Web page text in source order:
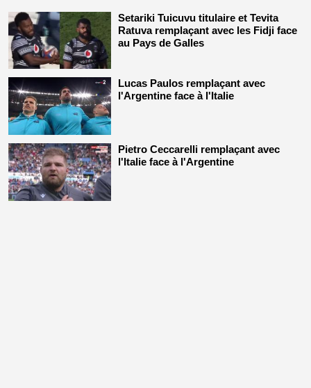
Setariki Tuicuvu titulaire et Tevita
Ratuva remplaçant avec les Fidji face
au Pays de Galles
Lucas Paulos remplaçant avec
l'Argentine face à l'Italie
Pietro Ceccarelli remplaçant avec
l'Italie face à l'Argentine